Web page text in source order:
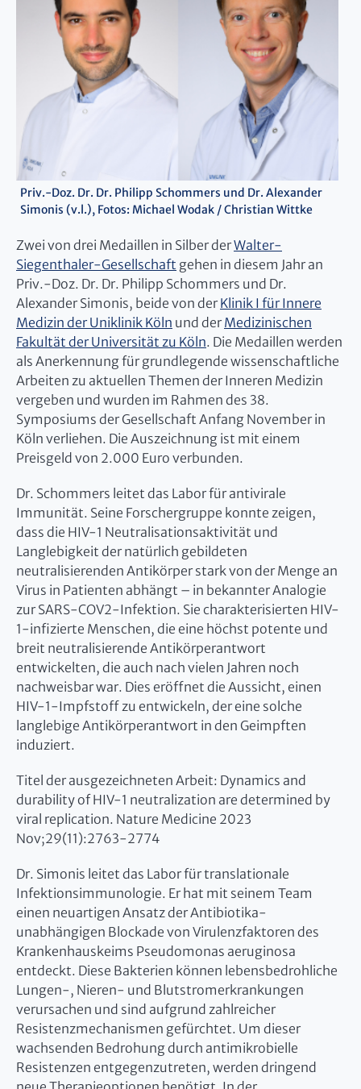
Priv.-Doz. Dr. Dr. Philipp Schommers und Dr. Alexander
Simonis (v.l.), Fotos: Michael Wodak / Christian Wittke
Zwei von drei Medaillen in Silber derWalter-
Siegenthaler-Gesellschaft gehen in diesem Jahr an
Priv.-Doz. Dr. Dr. Philipp Schommers und Dr.
Alexander Simonis, beide von der Klinik I für Innere
Medizin der Uniklinik Köln und der Medizinischen
Fakultät der Universität zu Köln. Die Medaillen werden
als Anerkennung für grundlegende wissenschaftliche
Arbeiten zu aktuellen Themen der Inneren Medizin
vergeben und wurden im Rahmen des 38.
Symposiums der Gesellschaft Anfang November in
Köln verliehen. Die Auszeichnung ist mit einem
Preisgeld von 2.000 Euro verbunden.
Dr. Schommers leitet das Labor für antivirale
Immunität. Seine Forschergruppe konnte zeigen,
dass die HIV-1 Neutralisationsaktivität und
Langlebigkeit der natürlich gebildeten
neutralisierenden Antikörper stark von der Menge an
Virus in Patienten abhängt – in bekannter Analogie
zur SARS-COV2-Infektion. Sie charakterisierten HIV-
1-infizierte Menschen, die eine höchst potente und
breit neutralisierende Antikörperantwort
entwickelten, die auch nach vielen Jahren noch
nachweisbar war. Dies eröffnet die Aussicht, einen
HIV-1-Impfstoff zu entwickeln, der eine solche
langlebige Antikörperantwort in den Geimpften
induziert.
Titel der ausgezeichneten Arbeit: Dynamics and
durability of HIV-1 neutralization are determined by
viral replication. Nature Medicine 2023
Nov;29(11):2763-2774
Dr. Simonis leitet das Labor für translationale
Infektionsimmunologie. Er hat mit seinem Team
einen neuartigen Ansatz der Antibiotika-
unabhängigen Blockade von Virulenzfaktoren des
Krankenhauskeims Pseudomonas aeruginosa
entdeckt. Diese Bakterien können lebensbedrohliche
Lungen-, Nieren- und Blutstromerkrankungen
verursachen und sind aufgrund zahlreicher
Resistenzmechanismen gefürchtet. Um dieser
wachsenden Bedrohung durch antimikrobielle
Resistenzen entgegenzutreten, werden dringend